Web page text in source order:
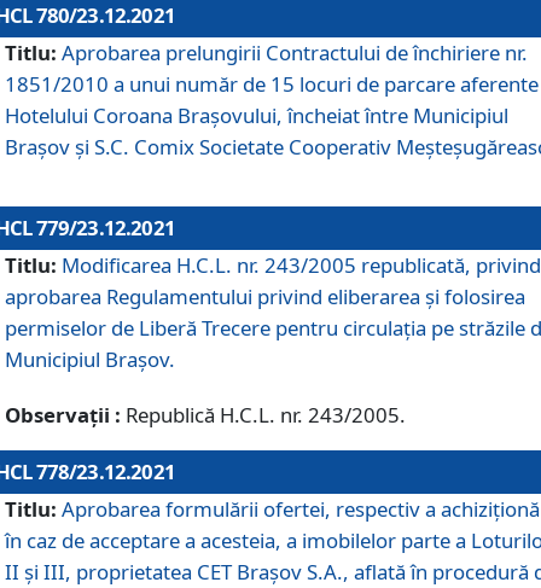
780/23.12.2021
Titlu: Aprobarea prelungirii Contractului de închiriere nr.
1851/2010 a unui număr de 15 locuri de parcare aferente
Hotelului Coroana Brașovului, încheiat între Municipiul
Braşov şi S.C. Comix Societate Cooperativ
779/23.12.2021
Titlu: Modificarea H.C.L. nr. 243/2005 republicată, privind
aprobarea Regulamentului privind eliberarea şi folosirea
permiselor de Liberă Trecere pentru circulația pe străzile
Municipiul Braşov.
Observații : Republică H.C.L. nr. 243/2005.
778/23.12.2021
Titlu: Aprobarea formulării ofertei, respectiv a
în caz de acceptare a acesteia, a imobilelor parte a
II și III, proprietatea CET Brașov S.A., aflată în procedură